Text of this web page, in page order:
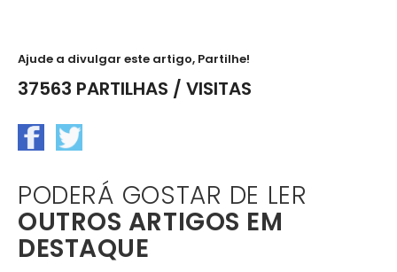
Ajude a divulgar este artigo, Partilhe!
37563 PARTILHAS / VISITAS
PODERÁ GOSTAR DE LER
OUTROS ARTIGOS EM
DESTAQUE